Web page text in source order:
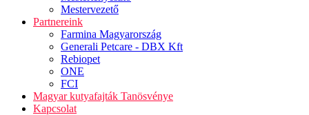
Mestervezető
Partnereink
Farmina Magyarország
Generali Petcare - DBX Kft
Rebiopet
ONE
FCI
Magyar kutyafajták Tanösvénye
Kapcsolat